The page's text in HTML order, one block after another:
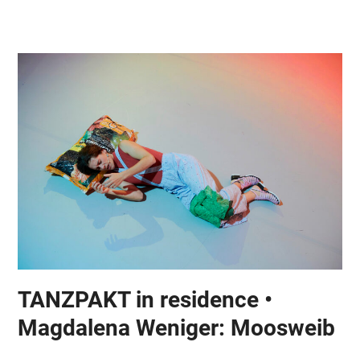
menu
menu
TANZPAKT in residence •
Magdalena Weniger: Moosweib